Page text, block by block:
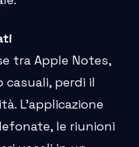
tra Apple Notes,
casuali, perdi il
L'applicazione
le riunioni